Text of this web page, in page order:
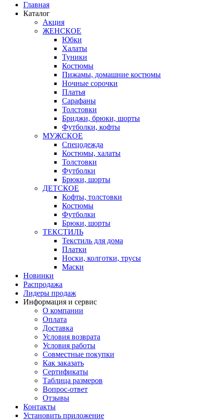
Главная
Каталог
Акция
ЖЕНСКОЕ
Юбки
Халаты
Туники
Костюмы
Пижамы, домашние костюмы
Ночные сорочки
Платья
Сарафаны
Толстовки
Бриджи, брюки, шорты
Футболки, кофты
МУЖСКОЕ
Спецодежда
Костюмы, халаты
Толстовки
Футболки
Брюки, шорты
ДЕТСКОЕ
Кофты, толстовки
Костюмы
Футболки
Брюки, шорты
ТЕКСТИЛЬ
Текстиль для дома
Платки
Носки, колготки, трусы
Маски
Новинки
Распродажа
Лидеры продаж
Информация и сервис
О компании
Оплата
Доставка
Условия возврата
Условия работы
Совместные покупки
Как заказать
Сертификаты
Таблица размеров
Вопрос-ответ
Отзывы
Контакты
Установить приложение